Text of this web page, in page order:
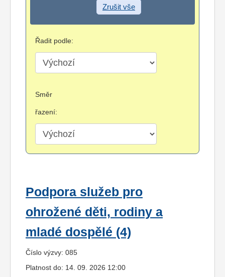
Zrušit vše
Řadit podle:
Směr
řazení:
Podpora služeb pro
ohrožené děti, rodiny a
mladé dospělé (4)
Číslo výzvy: 085
Platnost do: 14. 09. 2026 12:00